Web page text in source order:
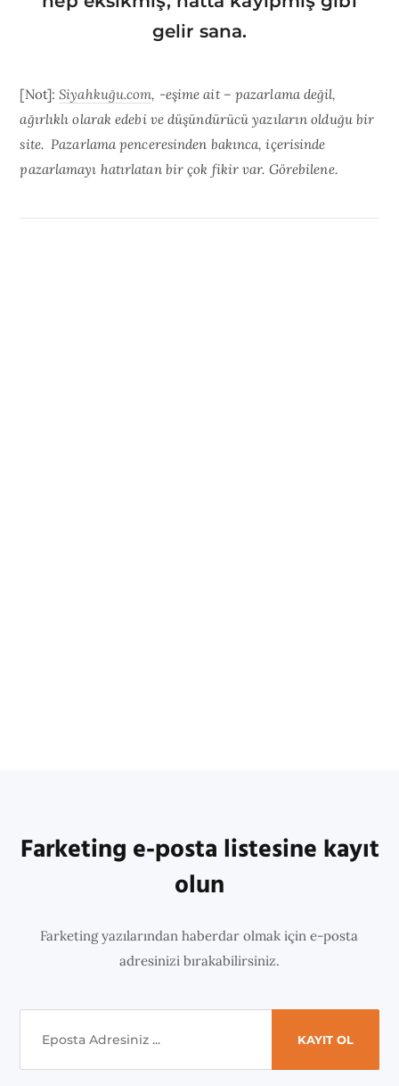
gelir sana.
[Not]:Siyahkuğu.com, -eşime ait – pazarlama değil,
ağırlıklı olarak edebi ve düşündürücü yazıların olduğu bir
site. Pazarlama penceresinden bakınca, içerisinde
pazarlamayı hatırlatan bir çok fikir var. Görebilene.
Farketing e-posta listesine kayıt
olun
Farketing yazılarından haberdar olmak için e-posta
adresinizi bırakabilirsiniz.